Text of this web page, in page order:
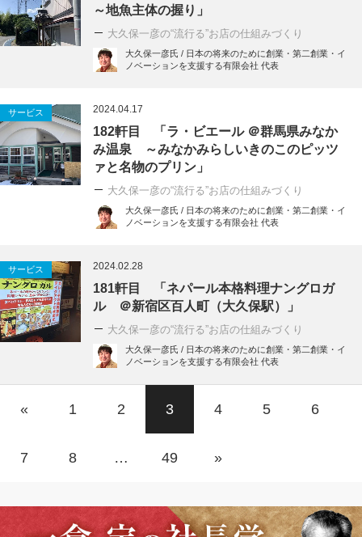
～地魚主体の握り」
大久保一彦の“流行る”お店の仕組みづくり
大久保一彦氏 / 日本の将来のために創業・第二創業・イ
ノベーションを支援する有限会社 代表
サービス 2024.04.17
182軒目 「ラ・ビエール ＠群馬県みなか
み温泉 ～みなかみらしいきのこのピッツ
ァと名物のプリン」
大久保一彦の“流行る”お店の仕組みづくり
大久保一彦氏 / 日本の将来のために創業・第二創業・イ
ノベーションを支援する有限会社 代表
サービス 2024.02.28
181軒目 「ネパール本格料理ナングロガ
ル ＠新宿区百人町（大久保駅）」
大久保一彦の“流行る”お店の仕組みづくり
大久保一彦氏 / 日本の将来のために創業・第二創業・イ
ノベーションを支援する有限会社 代表
« 1 2 3 4 5 6
7 8 … 49 »